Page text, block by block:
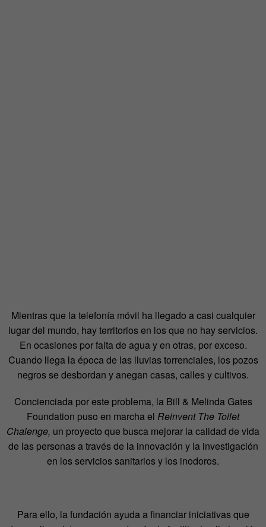
Mientras que la telefonía móvil ha llegado a casi cualquier
lugar del mundo, hay territorios en los que no hay servicios.
En ocasiones por falta de agua y en otras, por exceso.
Cuando llega la época de las lluvias torrenciales, los pozos
negros se desbordan y anegan casas, calles y cultivos.
Concienciada por este problema, la Bill & Melinda Gates
Foundation puso en marcha el Reinvent The Toilet
Chalenge, un proyecto que busca mejorar la calidad de vida
de las personas a través de la innovación y la investigación
en los servicios sanitarios y los inodoros.
Para ello, la fundación ayuda a financiar iniciativas que